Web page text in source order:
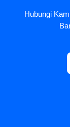
Hubungi